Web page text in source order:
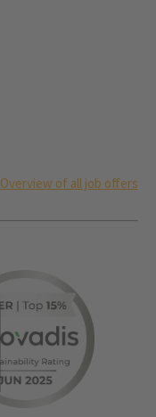
Overview of all job offers